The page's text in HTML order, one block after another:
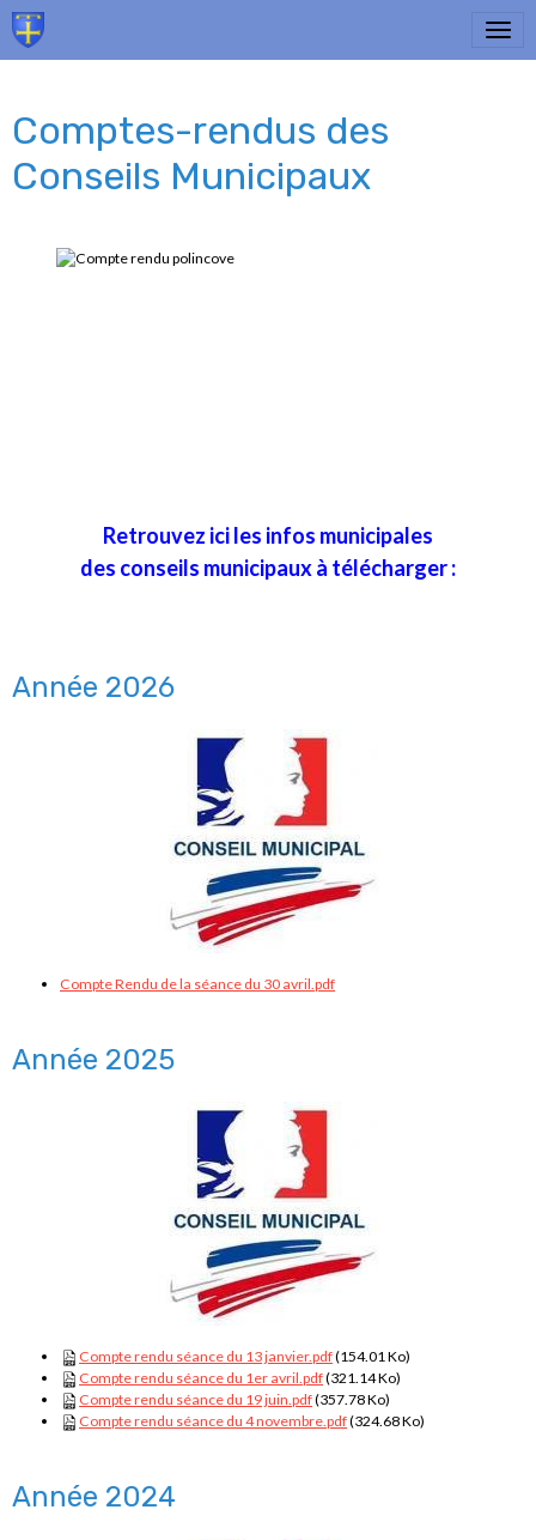
Comptes-rendus des
Conseils Municipaux
Retrouvez ici les infos municipales
des conseils municipaux à télécharger :
Année 2026
Compte Rendu de la séance du 30 avril.pdf
Année 2025
Compte rendu séance du 13 janvier.pdf(154.01 Ko)
Compte rendu séance du 1er avril.pdf(321.14 Ko)
Compte rendu séance du 19 juin.pdf(357.78 Ko)
Compte rendu séance du 4 novembre.pdf(324.68 Ko)
Année 2024